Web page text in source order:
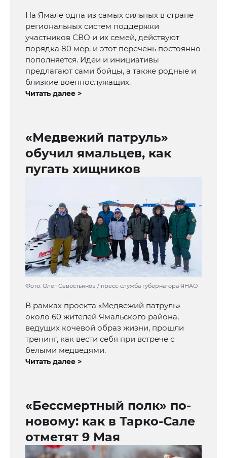
На Ямале одна из самых сильных в стране
региональных систем поддержки
участников СВО и их семей, действуют
порядка 80 мер, и этот перечень постоянно
пополняется. Идеи и инициативы
предлагают сами бойцы, а также родные и
близкие военнослужащих.
Читать далее >
«Медвежий патруль»
обучил ямальцев, как
пугать хищников
Фото: Олег Севостьянов / пресс-служба губернатора ЯНАО
В рамках проекта «Медвежий патруль»
около 60 жителей Ямальского района,
ведущих кочевой образ жизни, прошли
тренинг, как вести себя при встрече с
белыми медведями.
Читать далее >
«Бессмертный полк» по-
новому: как в Тарко-Сале
отметят 9 Мая